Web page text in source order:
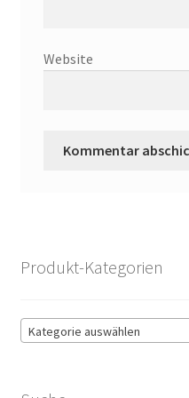
Website
Produkt-Kategorien
Kategorie auswählen